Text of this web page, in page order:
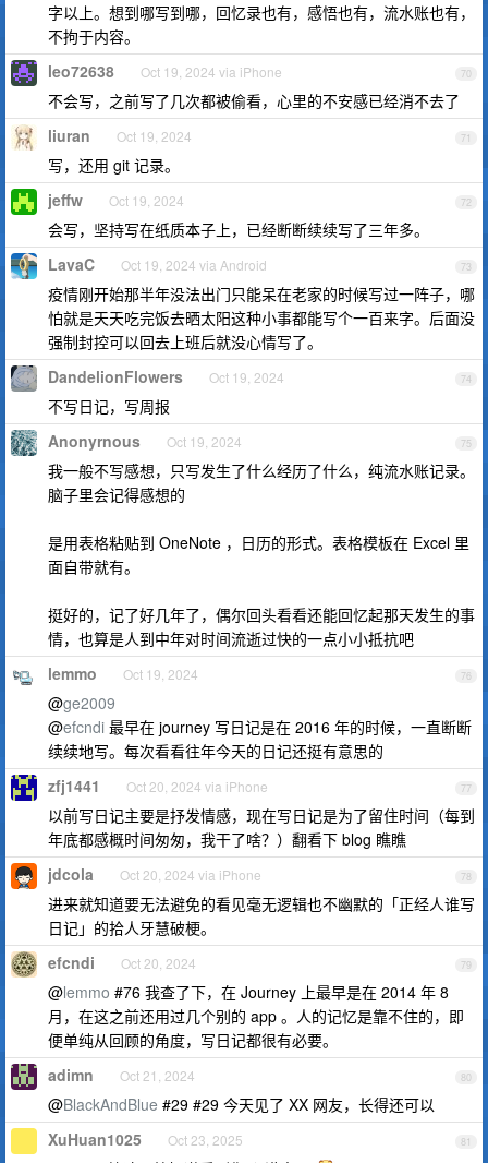
字以上。想到哪写到哪，回忆录也有，感悟也有，流水账也有，
不拘于内容。
70
leo72638 Oct 19, 2024 via iPhone
不会写，之前写了几次都被偷看，心里的不安感已经消不去了
71
liuran Oct 19, 2024
写，还用 git 记录。
72
jeffw Oct 19, 2024
会写，坚持写在纸质本子上，已经断断续续写了三年多。
73
LavaC Oct 19, 2024 via Android
疫情刚开始那半年没法出门只能呆在老家的时候写过一阵子，哪
怕就是天天吃完饭去晒太阳这种小事都能写个一百来字。后面没
强制封控可以回去上班后就没心情写了。
74
DandelionFlowers Oct 19, 2024
不写日记，写周报
75
Anonyrnous Oct 19, 2024
我一般不写感想，只写发生了什么经历了什么，纯流水账记录。
脑子里会记得感想的
是用表格粘贴到 OneNote ，日历的形式。表格模板在 Excel 里
面自带就有。
挺好的，记了好几年了，偶尔回头看看还能回忆起那天发生的事
情，也算是人到中年对时间流逝过快的一点小小抵抗吧
76
lemmo Oct 19, 2024
@ge2009
@efcndi 最早在 journey 写日记是在 2016 年的时候，一直断断
续续地写。每次看看往年今天的日记还挺有意思的
77
zfj1441 Oct 20, 2024 via iPhone
以前写日记主要是抒发情感，现在写日记是为了留住时间（每到
年底都感概时间匆匆，我干了啥？）翻看下 blog 瞧瞧
78
jdcola Oct 20, 2024 via iPhone
进来就知道要无法避免的看见毫无逻辑也不幽默的「正经人谁写
日记」的拾人牙慧破梗。
79
efcndi Oct 20, 2024
@lemmo #76 我查了下，在 Journey 上最早是在 2014 年 8
月，在这之前还用过几个别的 app 。人的记忆是靠不住的，即
便单纯从回顾的角度，写日记都很有必要。
80
adimn Oct 21, 2024
@BlackAndBlue #29 #29 今天见了 XX 网友，长得还可以
81
XuHuan1025 Oct 23, 2025